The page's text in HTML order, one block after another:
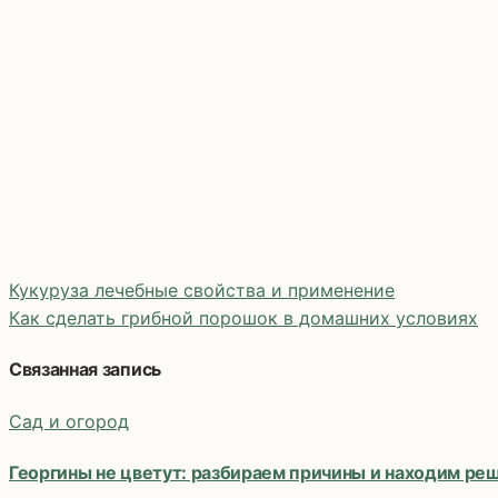
Навигация
по
записям
Кукуруза лечебные свойства и применение
Как сделать грибной порошок в домашних условиях
Связанная запись
Сад и огород
Георгины не цветут: разбираем причины и находим